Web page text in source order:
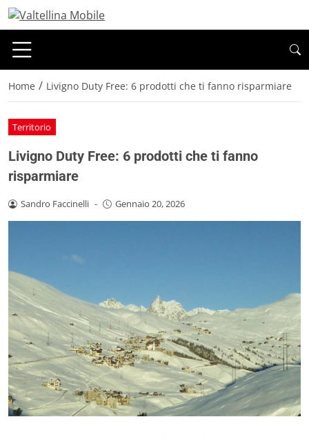
Home / Livigno Duty Free: 6 prodotti che ti fanno risparmiare
Territorio
Livigno Duty Free: 6 prodotti che ti fanno
risparmiare
Sandro Faccinelli - Gennaio 20, 2026